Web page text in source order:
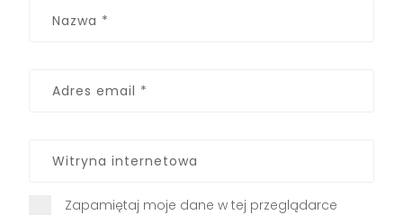
Zapamiętaj moje dane w tej przeglądarce